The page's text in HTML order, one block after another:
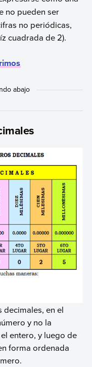
no pueden ser
no periódicas,
cuadrada de 2).
decimales, en el
y no la
entero, y luego de
forma ordenada